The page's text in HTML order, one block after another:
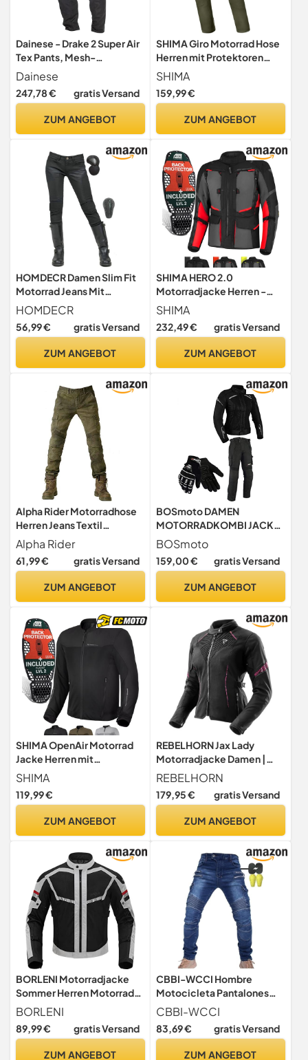
Dainese - Drake 2 Super Air
Tex Pants, Mesh-
Motorradhose, belüftet und
leicht, mit abnehmbaren
Protektoren, Mann,
Dainese
247,78 € gratis Versand
ZUM ANGEBOT
SHIMA Giro Motorrad Hose
Herren mit Protektoren
Airforce Knieprotektoren
Motorradhose Kurzgrößen
Hosen für Mann
Textilhose Urban Stretch
Khaki, 30/32)
SHIMA
159,99 €
ZUM ANGEBOT
HOMDECR Damen Slim Fit
Motorrad Jeans Mit
Protektoren Knie Und
Hüftprotektoren Stretch
Slim Fit Denim
Motorradjeans Schutzhose
HOMDECR
56,99 € gratis Versand
ZUM ANGEBOT
SHIMA HERO 2.0
Motorradjacke Herren -
Ganzjährig Motorcycle
Touren Cordura Textiljacke
mit Wasserdichter
Schulter Ellbogen und
SHIMA
232,49 € gratis Versand
ZUM ANGEBOT
Alpha Rider Motorradhose
Herren Jeans Textil
Motorrad Hose mit
Protektoren, Sportliche
Motorrad Hose mit
Armee Grün XXL
Alpha Rider
61,99 € gratis Versand
ZUM ANGEBOT
BOSmoto DAMEN
MOTORRADKOMBI JACKE
+ HOSE + HANDSCHUHEN -
BIKE MOTORRAD ROCKER
TOURING,Sommer (M),
BOSmoto
159,00 € gratis Versand
ZUM ANGEBOT
SHIMA OpenAir Motorrad
Jacke Herren mit
Protektoren AirForce
Rückenprotektor
Motorradjacke Sommer
Schutzjacken
(Männer, Schwarz, 3XL)
SHIMA
119,99 €
ZUM ANGEBOT
REBELHORN Jax Lady
Motorradjacke Damen |
Textil | Ellbogen, Schulter
und Rückenprotektor Stufe
2 | Abnehmbar Humax
Belüftungspaneele
REBELHORN
179,95 € gratis Versand
ZUM ANGEBOT
BORLENI Motorradjacke
Sommer Herren Motorrad
jacken Atmungsaktiver
Panzerschutz Hochglanz
Reflektierend Grau XL
BORLENI
89,99 € gratis Versand
ZUM ANGEBOT
CBBI-WCCI Hombre
Motocicleta Pantalones
Moto Jeans Con Protección
Motorcycle Biker Pants
(DE/NL/SE/PL,
CBBI-WCCI
83,69 € gratis Versand
ZUM ANGEBOT